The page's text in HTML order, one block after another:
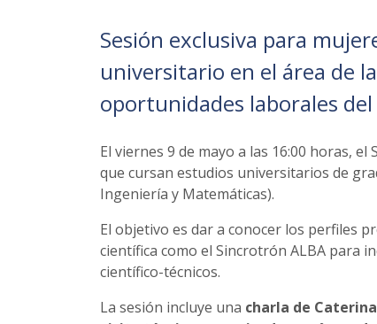
Sesión exclusiva para
universitario en el área de
oportunidades laborales
El viernes 9 de mayo a las 16:00 horas,
que cursan estudios universitarios de
Ingeniería y Matemáticas).
El objetivo es dar a conocer los perfiles
científica como el Sincrotrón ALBA para
científico-técnicos.
La sesión incluye una charla de